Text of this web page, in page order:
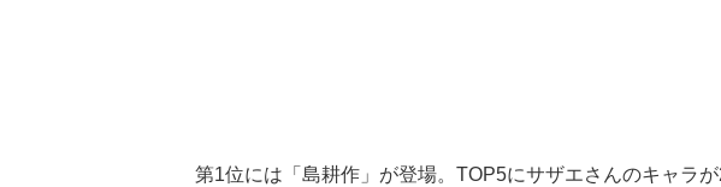
第1位には「島耕作」が登場。TOP5にサザエさんのキャラ